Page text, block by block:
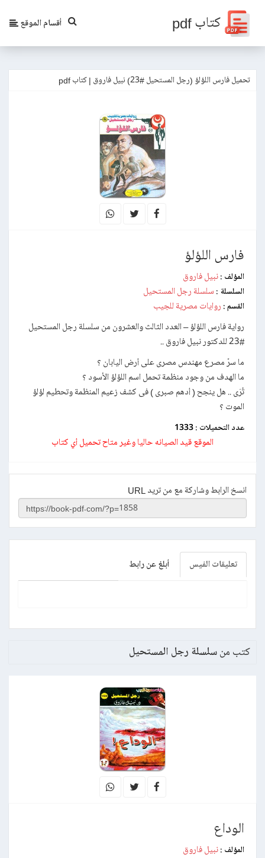
كتاب pdf أقسام الموقع
تحميل فارس اللؤلؤ (رجل المستحيل #23) نبيل فاروق | كتاب pdf
فارس اللؤلؤ
المؤلف : نبيل فاروق
السلسلة : سلسلة رجل المستحيل
القسم : روايات مصرية للجيب
رواية فارس اللؤلؤ – العدد الثالث والعشرون من سلسلة رجل المستحيل
#23 للدكتور نبيل فاروق ..
ما سرّ مصرع مهندس مصرى على أرض اليابان ؟
ما الهدف من وجود منظمة تحمل اسم اللؤلؤ الأسود ؟
تُرَى .. هل ينجح ( أدهم صبرى ) فى كشف زعيم المنظمة وتحطيم لؤلؤ
الموت ؟
عدد التحميلات : 1333
الموقع قيد الصيانه حاليا وغير متاح تحميل أي كتاب
انسخ الرابط وشاركة مع من تريد URL
تعليقات الفيس أبلغ عن رابط
كتب من سلسلة رجل المستحيل
الوداع
المؤلف : نبيل فاروق